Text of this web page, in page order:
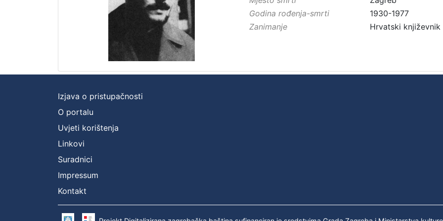
Godina rođenja-smrti
1930-1977
Zanimanje
Hrvatski književnik
Izjava o pristupačnosti
O portalu
Uvjeti korištenja
Linkovi
Suradnici
Impressum
Kontakt